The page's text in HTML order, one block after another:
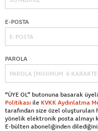
E-POSTA
PAROLA
“ÜYE OL” butonuna basarak
Politikası ile KVKK Aydınlatma
tarafından size özel
yönelik elektronik posta almayı
E-bülten aboneliğinden